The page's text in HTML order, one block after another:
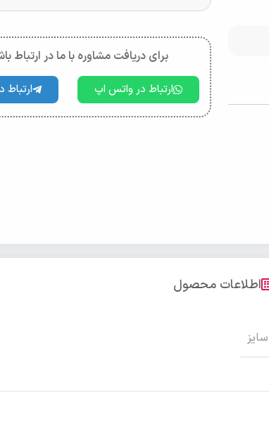
برای دریافت مشاوره با ما در ارتباط
ارتباط در واتس اپ ارتباط
اطلاعات محصول
سایز